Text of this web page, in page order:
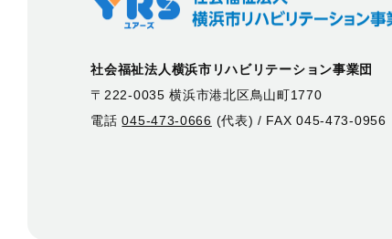
社会福祉法人横浜市リハビリテーション事業団
〒222-0035 横浜市港北区鳥山町1770
電話045-473-0666 (代表) / FAX 045-473-0956